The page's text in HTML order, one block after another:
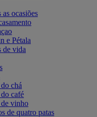
as ocasiões
e Pétala
de vida
chá
café
de vinho
de quatro patas